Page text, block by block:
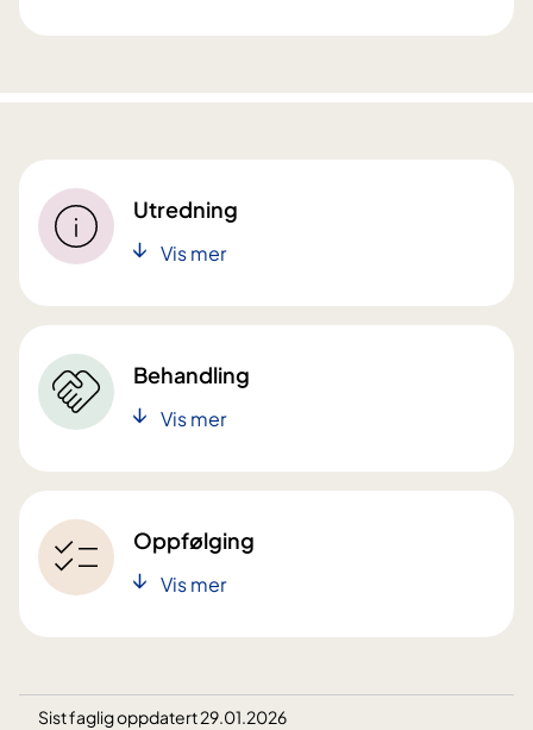
Utredning
Vis mer
Behandling
Vis mer
Oppfølging
Vis mer
Sist faglig oppdatert 29.01.2026